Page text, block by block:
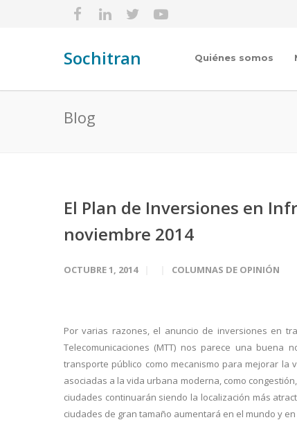
Sochitran Quiénes somos
Blog
El Plan de Inversiones en
noviembre 2014
OCTUBRE 1, 2014 COLUMNAS DE OPINIÓN
Por varias razones, el anuncio de inversiones en
Telecomunicaciones (MTT) nos parece una
transporte público como mecanismo para mejorar la
asociadas a la vida urbana moderna, como
ciudades continuarán siendo la localización más
ciudades de gran tamaño aumentará en el mundo y